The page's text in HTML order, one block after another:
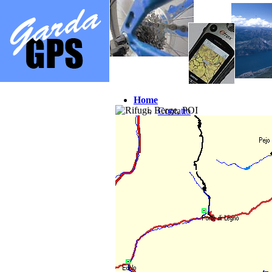
Home
Contatto
Mappe s
Quadro d'unione Val di Sole
Quadro d'unione Brescia
Quadro d'unione Verona
Quadro d'unione Trento
Quadro d'unione Asiago
Como / Garda / Grappa
Garda Lessinia XL
Como / Alta Rezia Ovest